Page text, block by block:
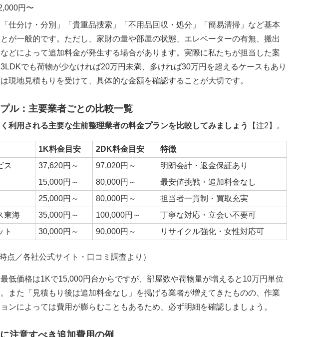
円〜
仕分け・分別」「貴重品捜索」「不用品回収・処分」「簡易清掃」など基本
が一般的です。ただし、家財の量や部屋の状態、エレベーターの有無、搬出
どによって追加料金が発生する場合があります。実際に私たちが担当した案
でも荷物が少なければ20万円未満、多ければ30万円を超えるケースもあり
現地見積もりを受けて、具体的な金額を確認することが大切です。
ル：主要業者ごとの比較一覧
利用される主要な生前整理業者の料金プランを比較してみましょう 【注2】。
1K料金目安 2DK料金目安
特徴
ス
37,620円～ 97,020円～
明朗会計・返金保証あり
15,000円～ 80,000円～
最安値挑戦・追加料金なし
25,000円～ 80,000円～
担当者一貫制・買取充実
東海
35,000円～ 100,000円～
丁寧な対応・立会い不要可
ト
30,000円～ 90,000円～ リサイクル強化・女性対応可
点／各社公式サイト・口コミ調査より）
低価格は1Kで15,000円台からですが、部屋数や荷物量が増えると10万円単位
また「見積もり後は追加料金なし」を掲げる業者が増えてきたものの、作業
ンによっては費用が膨らむこともあるため、必ず明細を確認しましょう。
注意すべき追加費用の例